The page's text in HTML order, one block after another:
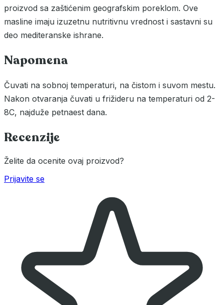
proizvod sa zaštićenim geografskim poreklom. Ove
masline imaju izuzetnu nutritivnu vrednost i sastavni su
deo mediteranske ishrane.
Napomena
Čuvati na sobnoj temperaturi, na čistom i suvom mestu.
Nakon otvaranja čuvati u frižideru na temperaturi od 2-
8C, najduže petnaest dana.
Recenzije
Želite da ocenite ovaj proizvod?
Prijavite se